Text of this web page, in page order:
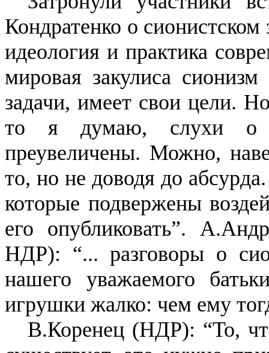
Кондратенко о
идеология и практика
мировая закулиса
задачи, имеет свои цели.
то я думаю, слухи о
преувеличены. Можно,
то, но не доводя до
которые подвержены
его опубликовать”.
НДР): “... разговоры о
нашего уважаемого
игрушки жалко: чем ему
В.Коренец (НДР): “То,